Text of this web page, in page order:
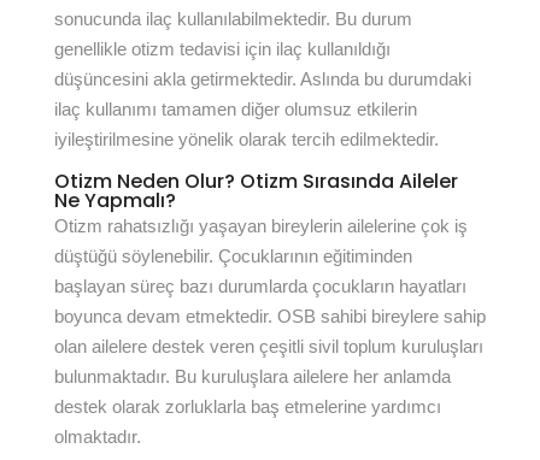
sonucunda ilaç kullanılabilmektedir. Bu durum
genellikle otizm tedavisi için ilaç kullanıldığı
düşüncesini akla getirmektedir. Aslında bu durumdaki
ilaç kullanımı tamamen diğer olumsuz etkilerin
iyileştirilmesine yönelik olarak tercih edilmektedir.
Otizm Neden Olur? Otizm Sırasında Aileler
Ne Yapmalı?
Otizm rahatsızlığı yaşayan bireylerin ailelerine çok iş
düştüğü söylenebilir. Çocuklarının eğitiminden
başlayan süreç bazı durumlarda çocukların hayatları
boyunca devam etmektedir. OSB sahibi bireylere sahip
olan ailelere destek veren çeşitli sivil toplum kuruluşları
bulunmaktadır. Bu kuruluşlara ailelere her anlamda
destek olarak zorluklarla baş etmelerine yardımcı
olmaktadır.